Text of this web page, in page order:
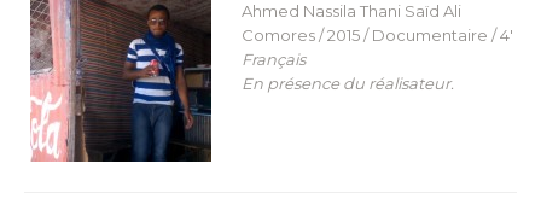
Ahmed Nassila Thani Saïd Ali
Comores / 2015 / Documentaire / 4′
Français
En présence du réalisateur.